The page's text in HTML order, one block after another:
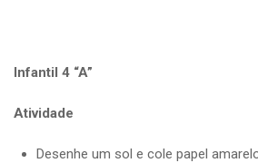
Infantil 4 “A”
Atividade
Desenhe um sol e cole papel